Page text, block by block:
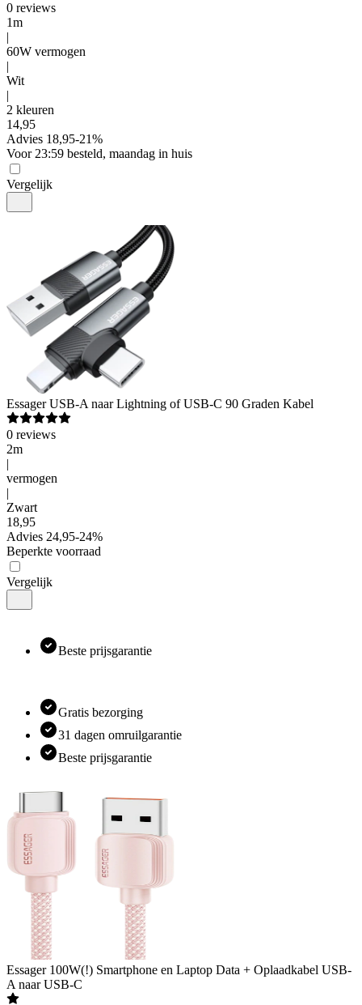
0 reviews
1m
|
60W vermogen
|
Wit
|
2 kleuren
14,95
Advies 18,95-21%
Voor 23:59 besteld, maandag in huis
Vergelijk
Essager USB-A naar Lightning of USB-C 90 Graden Kabel
0 reviews
2m
|
vermogen
|
Zwart
18,95
Advies 24,95-24%
Beperkte voorraad
Vergelijk
Beste prijsgarantie
Gratis bezorging
31 dagen omruilgarantie
Beste prijsgarantie
Essager 100W(!) Smartphone en Laptop Data + Oplaadkabel USB-
A naar USB-C